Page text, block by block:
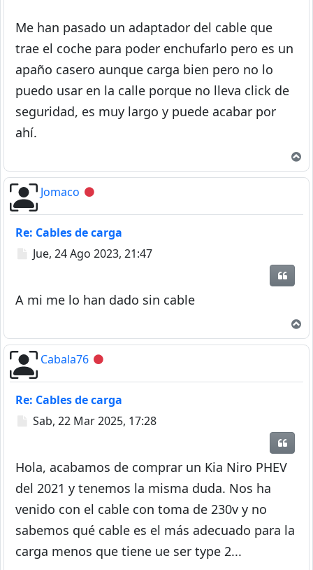
Me han pasado un adaptador del cable que
trae el coche para poder enchufarlo pero es un
apaño casero aunque carga bien pero no lo
puedo usar en la calle porque no lleva click de
seguridad, es muy largo y puede acabar por
ahí.
Jomaco Desconectado
Re: Cables de carga
Mensaje
Jue, 24 Ago 2023, 21:47
A mi me lo han dado sin cable
Cabala76 Desconectado
Re: Cables de carga
Mensaje
Sab, 22 Mar 2025, 17:28
Hola, acabamos de comprar un Kia Niro PHEV
del 2021 y tenemos la misma duda. Nos ha
venido con el cable con toma de 230v y no
sabemos qué cable es el más adecuado para la
carga menos que tiene ue ser type 2...